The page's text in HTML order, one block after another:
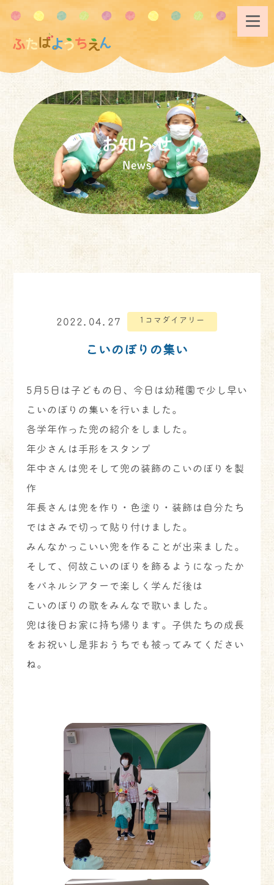
お知らせ
News
2022.04.27 1コマダイアリー
こいのぼりの集い
5月5日は子どもの日、今日は幼稚園で少し早い
こいのぼりの集いを行いました。
各学年作った兜の紹介をしました。
年少さんは手形をスタンプ
年中さんは兜そして兜の装飾のこいのぼりを製
作
年長さんは兜を作り・色塗り・装飾は自分たち
ではさみで切って貼り付けました。
みんなかっこいい兜を作ることが出来ました。
そして、何故こいのぼりを飾るようになったか
をパネルシアターで楽しく学んだ後は
こいのぼりの歌をみんなで歌いました。
兜は後日お家に持ち帰ります。子供たちの成長
をお祝いし是非おうちでも被ってみてください
ね。